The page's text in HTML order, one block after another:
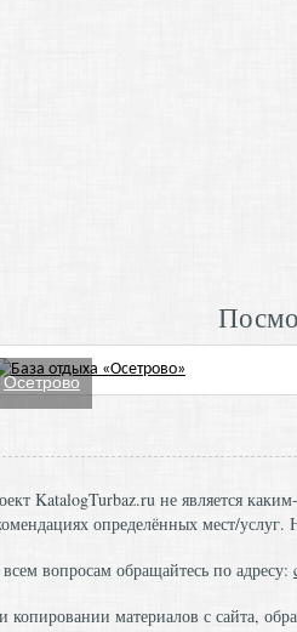
Осетрово
KatalogTurbaz.ru не является
определённых мест/услуг.
вопросам обращайтесь по адресу:
копировании материалов с сайта,